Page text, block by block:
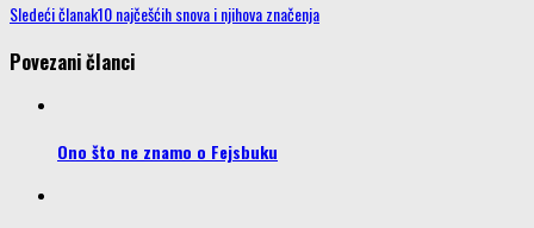
Sledeći članak10 najčešćih snova i njihova značenja
Povezani članci
Ono što ne znamo o Fejsbuku